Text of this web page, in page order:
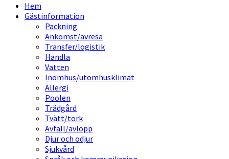
Hem
Gästinformation
Packning
Ankomst/avresa
Transfer/logistik
Handla
Vatten
Inomhus/utomhusklimat
Allergi
Poolen
Trädgård
Tvätt/tork
Avfall/avlopp
Djur och odjur
Sjukvård